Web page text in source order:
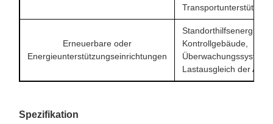
Erneuerbare oder
Energieunterstützungseinrichtungen
Standorthilfsenergie,
Kontrollgebäude,
Lastausgleich der
Spezifikation